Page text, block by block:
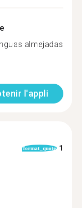
almejadas
l'appli
format_quote 1